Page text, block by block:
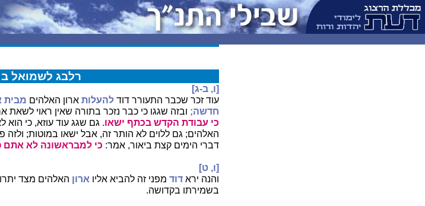
רלבג לשמואל ב
[ו, ב-ג]
עוד זכר שכבר התעורר דוד להעלות ארון האלהים מבית
חדשה; ובזה שגגו כי כבר נזכר בתורה שאין ראוי
כי עבודת הקדש בכתף ישאו. גם שגג עוד עוזא, כי הוא
האלהים; גם ללוים לא הותר זה, אבל ישאו במוטות;
דברי הימים קצת ביאור, אמר: כי למבראשונה לא אתם
[ו, ט]
והנה ירא דוד מפני זה להביא אליו ארון האלהים מצד
בשמירתו בקדושה.